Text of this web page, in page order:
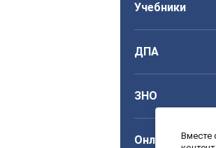
Учебники
ДПА
ЗНО
Онлайн уроки
Вместе